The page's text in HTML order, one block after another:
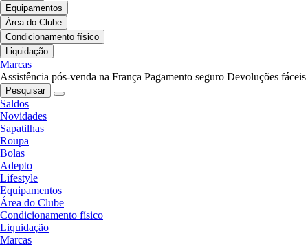
Equipamentos
Área do Clube
Condicionamento físico
Liquidação
Marcas
Assistência pós-venda na França Pagamento seguro Devoluções fáceis
Pesquisar
Saldos
Novidades
Sapatilhas
Roupa
Bolas
Adepto
Lifestyle
Equipamentos
Área do Clube
Condicionamento físico
Liquidação
Marcas